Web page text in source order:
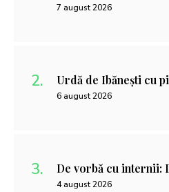
7 august 2026
Urdă de Ibănești cu
6 august 2026
De vorbă cu internii:
4 august 2026